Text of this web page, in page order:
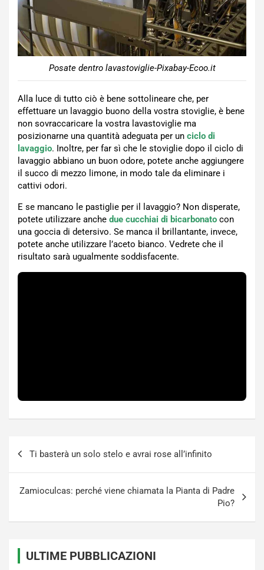
Posate dentro lavastoviglie-Pixabay-Ecoo.it
Alla luce di tutto ciò è bene sottolineare che, per
effettuare un lavaggio buono della vostra stoviglie, è bene
non sovraccaricare la vostra lavastoviglie ma
posizionarne una quantità adeguata per un ciclo di
lavaggio. Inoltre, per far sì che le stoviglie dopo il ciclo di
lavaggio abbiano un buon odore, potete anche aggiungere
il succo di mezzo limone, in modo tale da eliminare i
cattivi odori.
E se mancano le pastiglie per il lavaggio? Non disperate,
potete utilizzare anche due cucchiai di bicarbonato con
una goccia di detersivo. Se manca il brillantante, invece,
potete anche utilizzare l’aceto bianco. Vedrete che il
risultato sarà ugualmente soddisfacente.
Ti basterà un solo stelo e avrai rose all’infinito
Zamioculcas: perché viene chiamata la Pianta di Padre
Pio?
ULTIME PUBBLICAZIONI